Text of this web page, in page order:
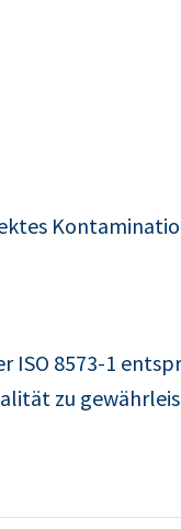
ISO 8573-1
zu